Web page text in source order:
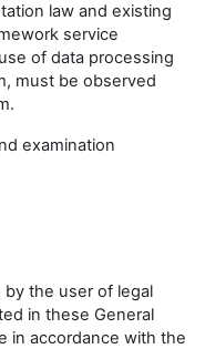
law and existing
service
of data processing
must be observed
examination
by the user of legal
in these General
in accordance with the